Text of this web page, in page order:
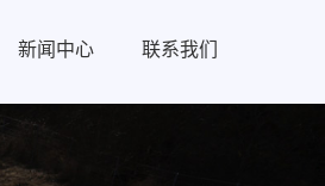
新闻中心 联系我们